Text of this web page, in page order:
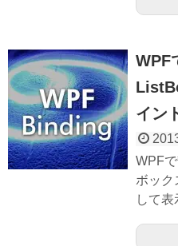
WPF
イン
WPF
ボック
して表